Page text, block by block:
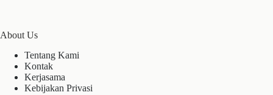
About Us
Tentang Kami
Kontak
Kerjasama
Kebijakan Privasi